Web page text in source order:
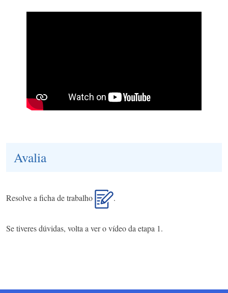
Avalia
Resolve a ficha de trabalho .
Se tiveres dúvidas, volta a ver o vídeo da etapa 1.